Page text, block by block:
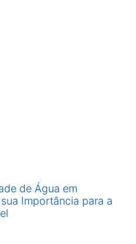
de Água em
Importância para a